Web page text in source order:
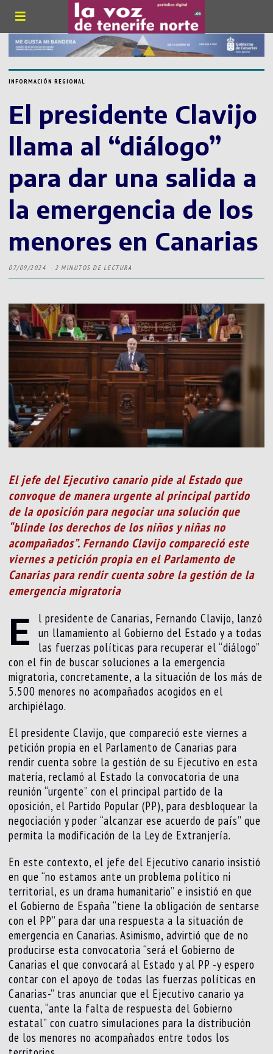
INFORMACIÓN REGIONAL
El presidente Clavijo
llama al “diálogo”
para dar una salida a
la emergencia de los
menores en Canarias
07/09/2024 2 MINUTOS DE LECTURA
El jefe del Ejecutivo canario pide al Estado que
convoque de manera urgente al principal partido
de la oposición para negociar una solución que
“blinde los derechos de los niños y niñas no
acompañados”. Fernando Clavijo compareció este
viernes a petición propia en el Parlamento de
Canarias para rendir cuenta sobre la gestión de la
emergencia migratoria
E
l presidente de Canarias, Fernando Clavijo, lanzó
un llamamiento al Gobierno del Estado y a todas
las fuerzas políticas para recuperar el “diálogo”
con el fin de buscar soluciones a la emergencia
migratoria, concretamente, a la situación de los más de
5.500 menores no acompañados acogidos en el
archipiélago.
El presidente Clavijo, que compareció este viernes a
petición propia en el Parlamento de Canarias para
rendir cuenta sobre la gestión de su Ejecutivo en esta
materia, reclamó al Estado la convocatoria de una
reunión “urgente” con el principal partido de la
oposición, el Partido Popular (PP), para desbloquear la
negociación y poder “alcanzar ese acuerdo de país” que
permita la modificación de la Ley de Extranjería.
En este contexto, el jefe del Ejecutivo canario insistió
en que “no estamos ante un problema político ni
territorial, es un drama humanitario” e insistió en que
el Gobierno de España “tiene la obligación de sentarse
con el PP” para dar una respuesta a la situación de
emergencia en Canarias. Asimismo, advirtió que de no
producirse esta convocatoria “será el Gobierno de
Canarias el que convocará al Estado y al PP -y espero
contar con el apoyo de todas las fuerzas políticas en
Canarias-” tras anunciar que el Ejecutivo canario ya
cuenta, “ante la falta de respuesta del Gobierno
estatal” con cuatro simulaciones para la distribución
de los menores no acompañados entre todos los